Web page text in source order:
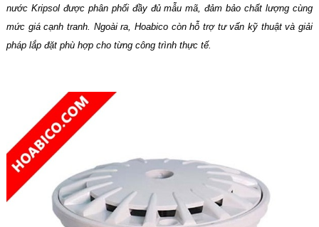
nước Kripsol được phân phối đầy đủ mẫu mã, đảm bảo chất lượng cùng
mức giá cạnh tranh. Ngoài ra, Hoabico còn hỗ trợ tư vấn kỹ thuật và giải
pháp lắp đặt phù hợp cho từng công trình thực tế.